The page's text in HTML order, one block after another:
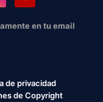
en tu email
de privacidad
de Copyright